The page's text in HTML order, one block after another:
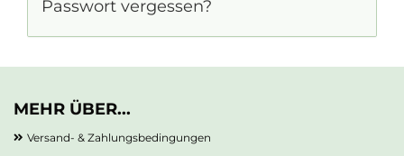
Passwort vergessen?
MEHR ÜBER...
Versand- & Zahlungsbedingungen